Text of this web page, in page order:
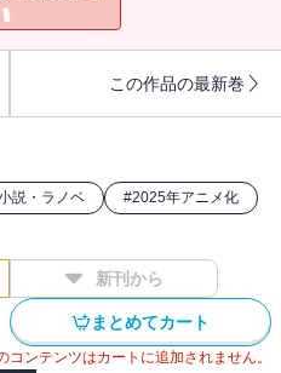
になろう」発、勘違いから始ま
この作品の最新巻
説・ラノベ #2025年アニメ化
新刊から
まとめてカート
ンテンツはカートに追加されません。